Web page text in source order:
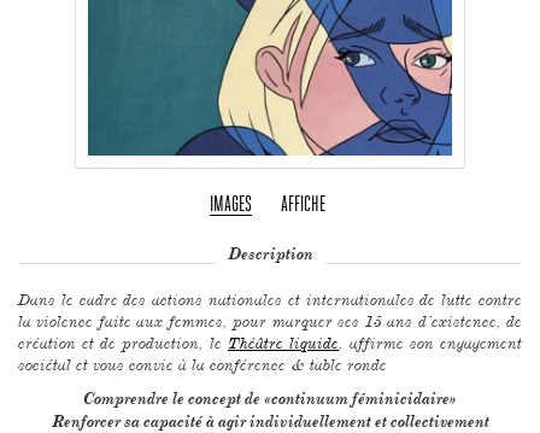
IMAGES AFFICHE
Description
Dans le cadre des actions nationales et internationales de lutte contre
la violence faite aux femmes, pour marquer ses 15 ans d’existence, de
création et de production, le Théâtre liquide , affirme son engagement
sociétal et vous convie à la conférence & table ronde
Comprendre le concept de «continuum féminicidaire»
Renforcer sa capacité à agir individuellement et collectivement